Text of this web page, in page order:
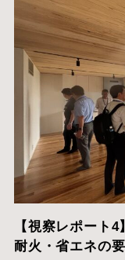
【視察レポート
耐火・省エネの